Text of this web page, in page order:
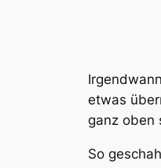
etwas
ganz oben
So